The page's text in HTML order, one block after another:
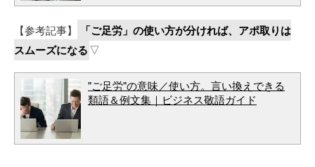
【参考記事】
「ご足労」の使い方が分ければ、アポ取りは
スムーズになる▽
"ご足労"の意味／使い方。言い換えできる
類語＆例文集｜ビジネス敬語ガイド